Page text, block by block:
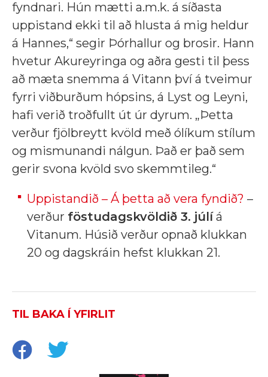
fyndnari. Hún mætti a.m.k. á síðasta
uppistand ekki til að hlusta á mig heldur
á Hannes,“ segir Þórhallur og brosir. Hann
hvetur Akureyringa og aðra gesti til þess
að mæta snemma á Vitann því á tveimur
fyrri viðburðum hópsins, á Lyst og Leyni,
hafi verið troðfullt út úr dyrum. „Þetta
verður fjölbreytt kvöld með ólíkum stílum
og mismunandi nálgun. Það er það sem
gerir svona kvöld svo skemmtileg.“
Uppistandið – Á þetta að vera fyndið? –
verður föstudagskvöldið 3. júlíá
Vitanum. Húsið verður opnað klukkan
20 og dagskráin hefst klukkan 21.
TIL BAKA Í YFIRLIT